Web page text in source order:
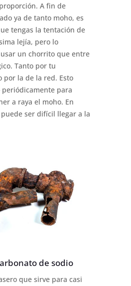
A fin de
ya de tanto moho, es
tengas la tentación de
lejía, pero lo
un chorrito que entre
Tanto por tu
por la de la red. Esto
para
a raya el moho. En
ser difícil llegar a la
de sodio
que sirve para casi